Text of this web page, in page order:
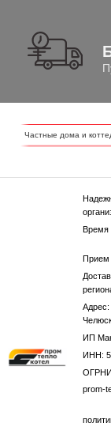
Частные дома и
Время
Прием
Адрес:
ИП
ИНН:
prom-